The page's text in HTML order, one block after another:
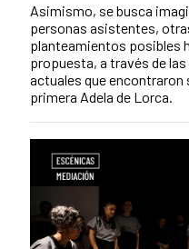
Asimismo, se busca
personas asistentes,
planteamientos posibles
propuesta, a través de
actuales que encontraron
primera Adela de Lorca.